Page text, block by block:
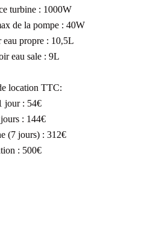
turbine : 1000W
de la pompe : 40W
eau propre : 10,5L
eau sale : 9L
location TTC:
jour : 54€
: 144€
(7 jours) : 312€
: 500€